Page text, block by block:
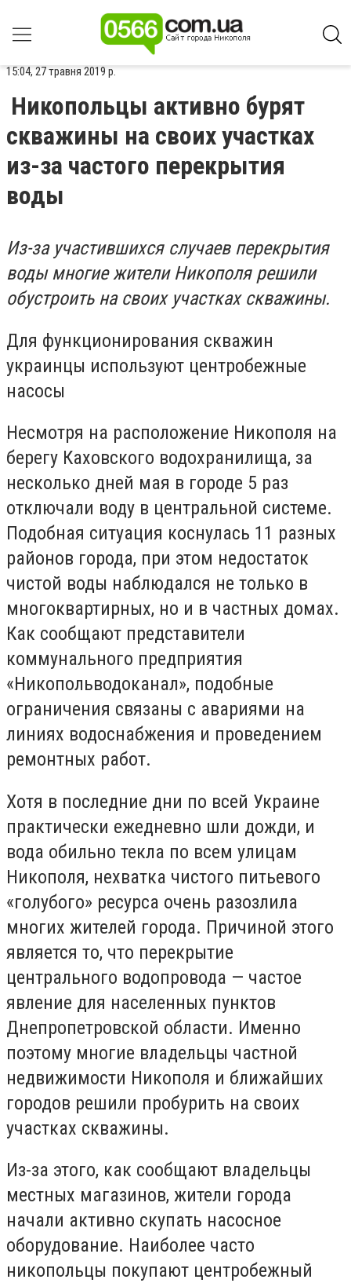
15:04, 27 травня 2019 р.
Никопольцы активно бурят
скважины на своих участках
из-за частого перекрытия
воды
Из-за участившихся случаев перекрытия
воды многие жители Никополя решили
обустроить на своих участках скважины.
Для функционирования скважин
украинцы используют центробежные
насосы
Несмотря на расположение Никополя на
берегу Каховского водохранилища, за
несколько дней мая в городе 5 раз
отключали воду в центральной системе.
Подобная ситуация коснулась 11 разных
районов города, при этом недостаток
чистой воды наблюдался не только в
многоквартирных, но и в частных домах.
Как сообщают представители
коммунального предприятия
«Никопольводоканал», подобные
ограничения связаны с авариями на
линиях водоснабжения и проведением
ремонтных работ.
Хотя в последние дни по всей Украине
практически ежедневно шли дожди, и
вода обильно текла по всем улицам
Никополя, нехватка чистого питьевого
«голубого» ресурса очень разозлила
многих жителей города. Причиной этого
является то, что перекрытие
центрального водопровода — частое
явление для населенных пунктов
Днепропетровской области. Именно
поэтому многие владельцы частной
недвижимости Никополя и ближайших
городов решили пробурить на своих
участках скважины.
Из-за этого, как сообщают владельцы
местных магазинов, жители города
начали активно скупать насосное
оборудование. Наиболее часто
никопольцы покупают центробежный